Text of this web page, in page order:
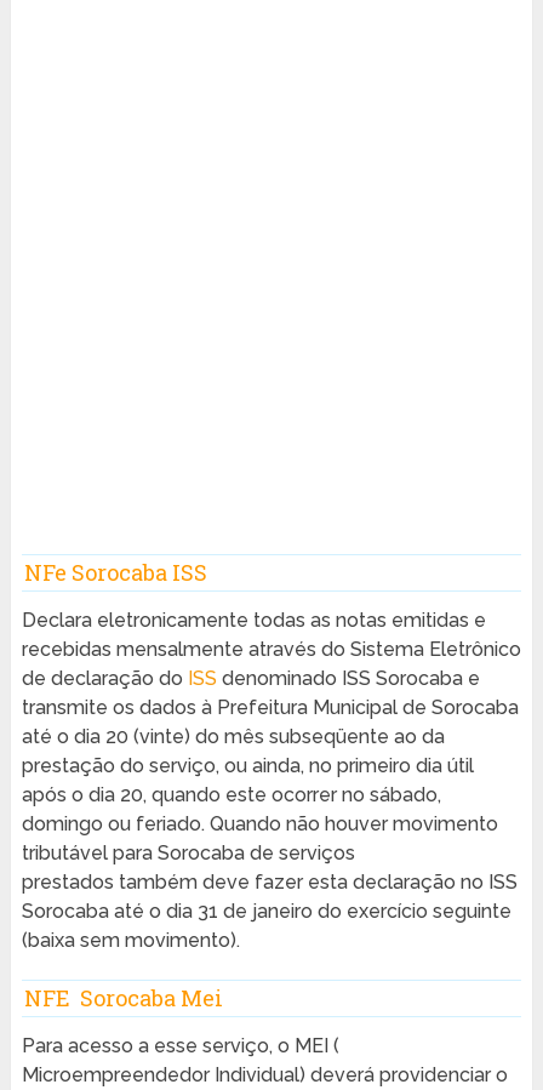
NFe Sorocaba ISS
Declara eletronicamente todas as notas emitidas e
recebidas mensalmente através do Sistema Eletrônico
de declaração do ISS denominado ISS Sorocaba e
transmite os dados à Prefeitura Municipal de Sorocaba
até o dia 20 (vinte) do mês subseqüente ao da
prestação do serviço, ou ainda, no primeiro dia útil
após o dia 20, quando este ocorrer no sábado,
domingo ou feriado. Quando não houver movimento
tributável para Sorocaba de serviços
prestados também deve fazer esta declaração no ISS
Sorocaba até o dia 31 de janeiro do exercício seguinte
(baixa sem movimento).
NFE Sorocaba Mei
Para acesso a esse serviço, o MEI (
Microempreendedor Individual) deverá providenciar o